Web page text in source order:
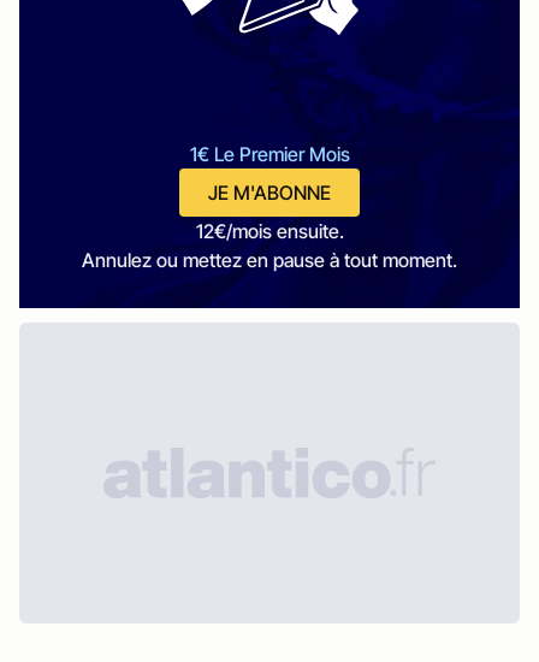
1€ Le Premier Mois
JE M'ABONNE
12€/mois ensuite.
Annulez ou mettez en pause à tout moment.